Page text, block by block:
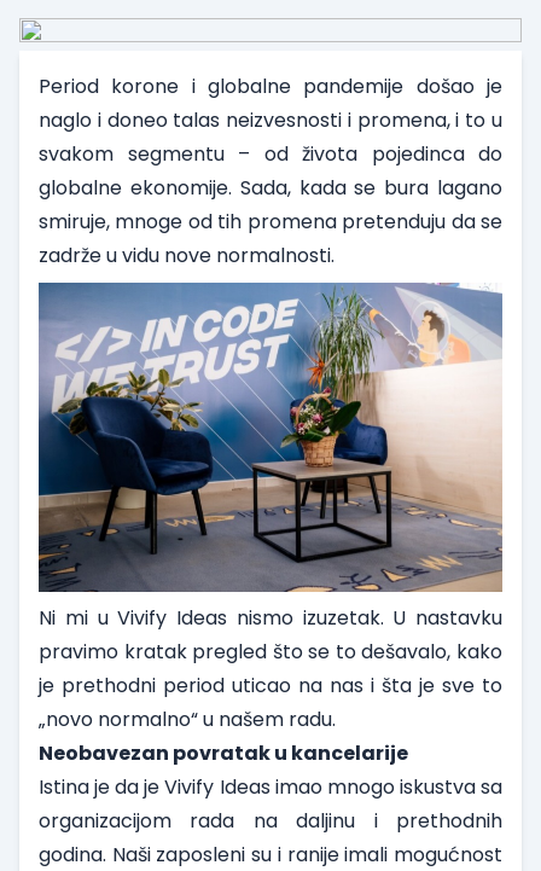
Period korone i globalne pandemije došao je
naglo i doneo talas neizvesnosti i promena, i to u
svakom segmentu – od života pojedinca do
globalne ekonomije. Sada, kada se bura lagano
smiruje, mnoge od tih promena pretenduju da se
zadrže u vidu nove normalnosti.
Ni mi u Vivify Ideas nismo izuzetak. U nastavku
pravimo kratak pregled što se to dešavalo, kako
je prethodni period uticao na nas i šta je sve to
„novo normalno“ u našem radu.
Neobavezan povratak u kancelarije
Istina je da je Vivify Ideas imao mnogo iskustva sa
organizacijom rada na daljinu i prethodnih
godina. Naši zaposleni su i ranije imali mogućnost